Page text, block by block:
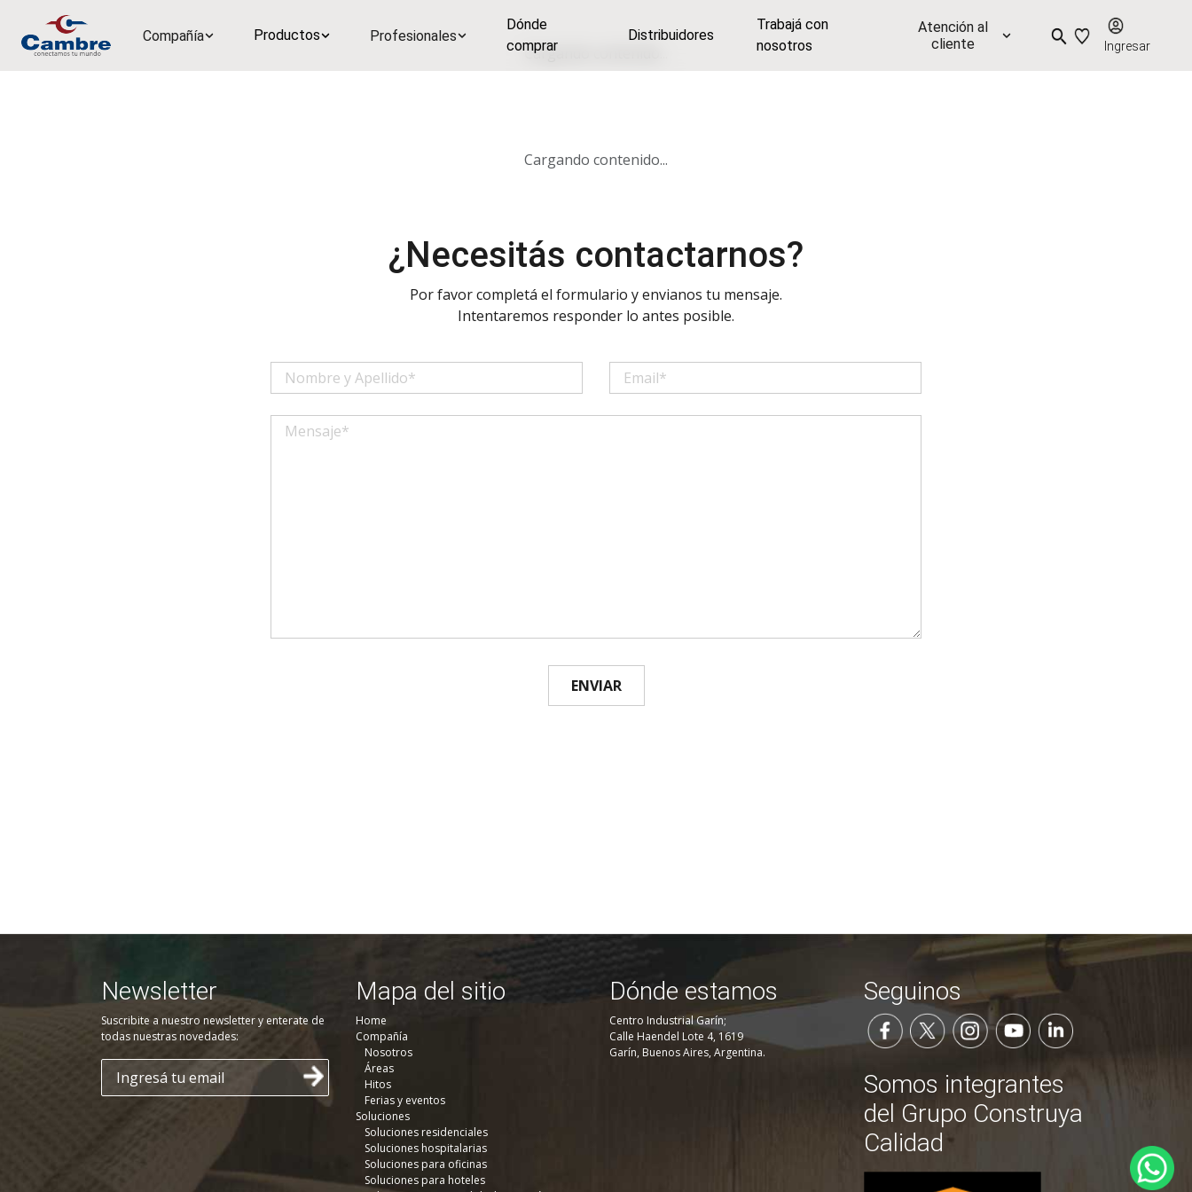
Compañía Productos Profesionales
Dónde
comprar
Distribuidores
Trabajá con
nosotros
Atención al
cliente
Ingresar
Cargando contenido...
Cargando contenido...
¿Necesitás contactarnos?
Por favor completá el formulario y envianos tu mensaje.
Intentaremos responder lo antes posible.
ENVIAR
Newsletter
Suscribite a nuestro newsletter y enterate de
todas nuestras novedades:
Mapa del sitio
Home
Compañía
Nosotros
Áreas
Hitos
Ferias y eventos
Soluciones
Soluciones residenciales
Soluciones hospitalarias
Soluciones para oficinas
Soluciones para hoteles
Dónde estamos
Centro Industrial Garín;
Calle Haendel Lote 4, 1619
Garín, Buenos Aires, Argentina.
Seguinos
Somos integrantes
del Grupo Construya
Calidad